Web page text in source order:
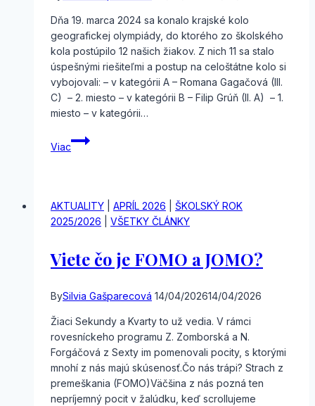
Dňa 19. marca 2024 sa konalo krajské kolo
geografickej olympiády, do ktorého zo školského
kola postúpilo 12 našich žiakov. Z nich 11 sa stalo
úspešnými riešiteľmi a postup na celoštátne kolo si
vybojovali: – v kategórii A – Romana Gagačová (III.
C) – 2. miesto – v kategórii B – Filip Grúň (II. A) – 1.
miesto – v kategórii…
Viac
Úspechy
našich
AKTUALITY APRÍL 2026
ŠKOLSKÝ ROK
2025/2026
VŠETKY ČLÁNKY
Viete čo je FOMO a JOMO?
BySilvia Gašparecová 14/04/202614/04/2026
Žiaci Sekundy a Kvarty to už vedia. V rámci
rovesníckeho programu Z. Zomborská a N.
Forgáčová z Sexty im pomenovali pocity, s ktorými
mnohí z nás majú skúsenosť.Čo nás trápi? Strach z
premeškania (FOMO)Väčšina z nás pozná ten
nepríjemný pocit v žalúdku, keď scrollujeme